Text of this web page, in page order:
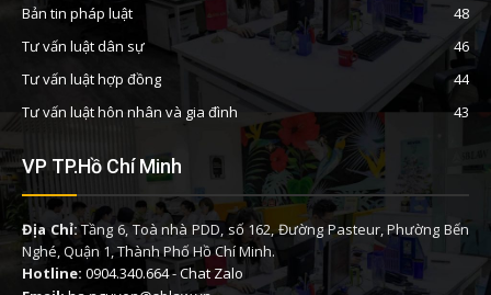
Bản tin pháp luật
48
Tư vấn luật dân sự
46
Tư vấn luật hợp đồng
44
Tư vấn luật hôn nhân và gia đình
43
VP TP.Hồ Chí Minh
Địa Chỉ:Tầng 6, Toà nhà PDD, số 162, Đường Pasteur, Phường Bến
Nghé, Quận 1, Thành Phố Hồ Chí Minh.
Hotline: 0904.340.664-Chat Zalo